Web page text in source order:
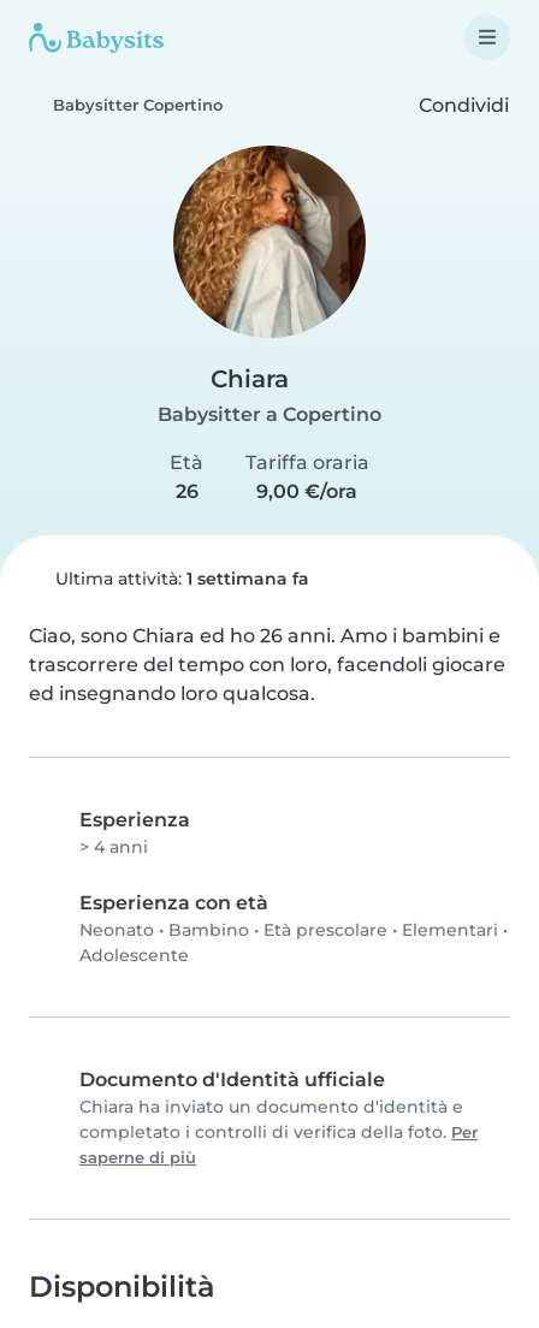
Babysitter Copertino Condividi
Chiara
Babysitter a Copertino
Età
26
Tariffa oraria
9,00 €/ora
Ultima attività: 1 settimana fa
Ciao, sono Chiara ed ho 26 anni. Amo i bambini e
trascorrere del tempo con loro, facendoli giocare
ed insegnando loro qualcosa.
Esperienza
> 4 anni
Esperienza con età
Neonato • Bambino • Età prescolare • Elementari •
Adolescente
Documento d'Identità ufficiale
Chiara ha inviato un documento d'identità e
completato i controlli di verifica della foto. Per
saperne di più
Disponibilità